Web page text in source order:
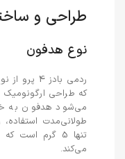
طراحی و
نوع هدفون
ردمی بادز 4 پرو از نوع هدفون‌های
که طراحی
می‌شود هدفون به
طولانی‌مدت
تنها 5 گرم
می‌کند.